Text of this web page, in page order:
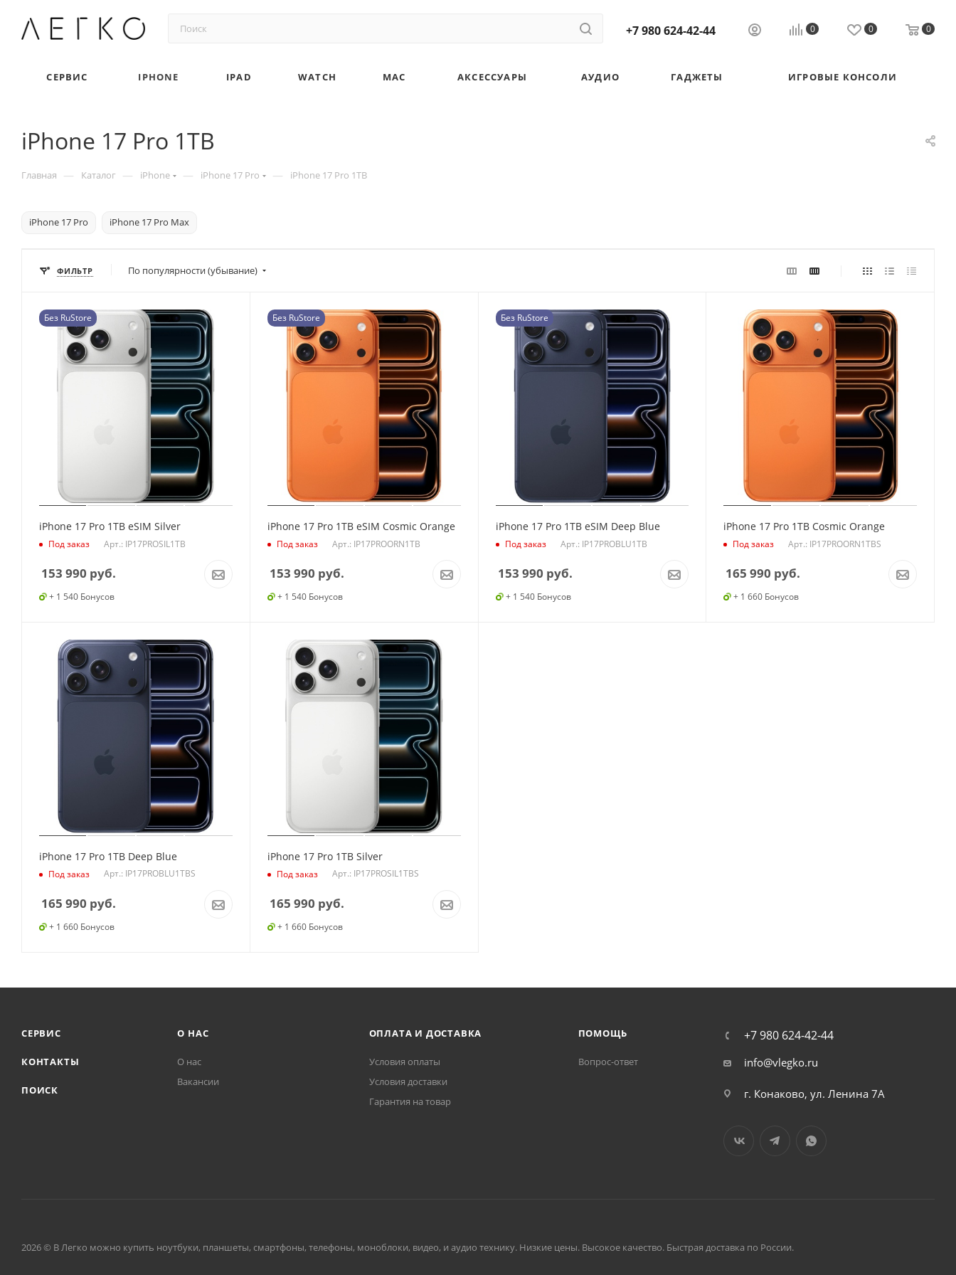
+7 980 624-42-44 0 0 0
СЕРВИС IPHONE IPAD WATCH MAC АКСЕССУАРЫ АУДИО ГАДЖЕТЫ ИГРОВЫЕ КОНСОЛИ
iPhone 17 Pro 1TB
Главная — Каталог — iPhone — iPhone 17 Pro — iPhone 17 Pro 1TB
iPhone 17 Pro iPhone 17 Pro Max
ФИЛЬТР По популярности (убывание)
Без RuStore
iPhone 17 Pro 1TB eSIM Silver
Под заказ Арт.: IP17PROSIL1TB
153 990 руб.
+ 1 540 Бонусов
Без RuStore
iPhone 17 Pro 1TB eSIM Cosmic Orange
Под заказ Арт.: IP17PROORN1TB
153 990 руб.
+ 1 540 Бонусов
Без RuStore
iPhone 17 Pro 1TB eSIM Deep Blue
Под заказ Арт.: IP17PROBLU1TB
153 990 руб.
+ 1 540 Бонусов
iPhone 17 Pro 1TB Cosmic Orange
Под заказ Арт.: IP17PROORN1TBS
165 990 руб.
+ 1 660 Бонусов
iPhone 17 Pro 1TB Deep Blue
Под заказ Арт.: IP17PROBLU1TBS
165 990 руб.
+ 1 660 Бонусов
iPhone 17 Pro 1TB Silver
Под заказ Арт.: IP17PROSIL1TBS
165 990 руб.
+ 1 660 Бонусов
СЕРВИС
КОНТАКТЫ
ПОИСК
О НАС
О нас
Вакансии
ОПЛАТА И ДОСТАВКА
Условия оплаты
Условия доставки
Гарантия на товар
ПОМОЩЬ
Вопрос-ответ
+7 980 624-42-44
info@vlegko.ru
г. Конаково, ул. Ленина 7А
2026 © В Легко можно купить ноутбуки, планшеты, смартфоны, телефоны, моноблоки, видео, и аудио технику. Низкие цены. Высокое качество. Быстрая доставка по России.